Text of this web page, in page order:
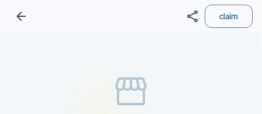
arrow_back share claim
storefront